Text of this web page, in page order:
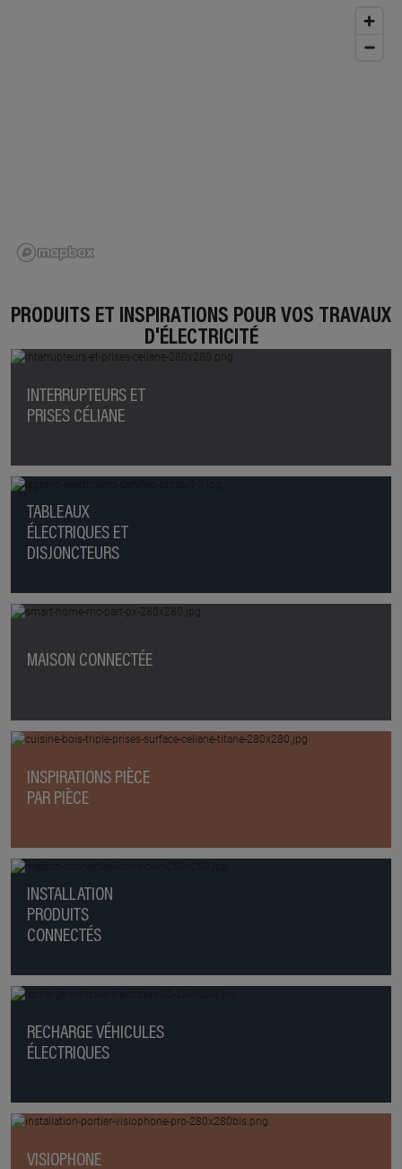
PRODUITS ET INSPIRATIONS POUR VOS TRAVAUX
D'ÉLECTRICITÉ
INTERRUPTEURS ET
PRISES CÉLIANE
TABLEAUX
ÉLECTRIQUES ET
DISJONCTEURS
MAISON CONNECTÉE
INSPIRATIONS PIÈCE
PAR PIÈCE
INSTALLATION
PRODUITS
CONNECTÉS
RECHARGE VÉHICULES
ÉLECTRIQUES
VISIOPHONE